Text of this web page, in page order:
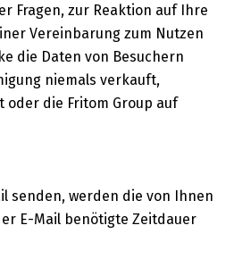
Fragen, zur Reaktion auf Ihre
Vereinbarung zum Nutzen
die Daten von Besuchern
niemals verkauft,
die Fritom Group auf
senden, werden die von Ihnen
E-Mail benötigte Zeitdauer